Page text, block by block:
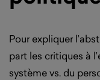
Pour expliquer
part les critiques à
système vs. du